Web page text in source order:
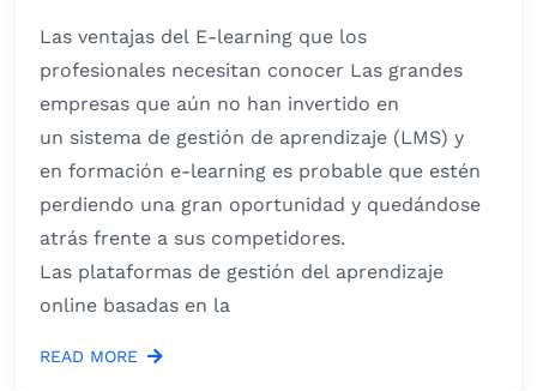
Las ventajas del E-learning que los
profesionales necesitan conocer Las grandes
empresas que aún no han invertido en
un sistema de gestión de aprendizaje (LMS) y
en formación e-learning es probable que estén
perdiendo una gran oportunidad y quedándose
atrás frente a sus competidores.
Las plataformas de gestión del aprendizaje
online basadas en la
READ MORE